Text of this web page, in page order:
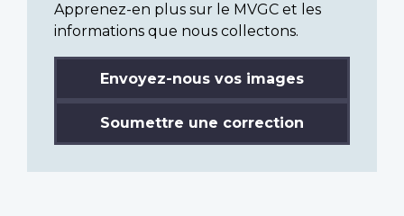
Apprenez-en plus sur le MVGC et les
informations que nous collectons.
Envoyez-nous vos images
Soumettre une correction